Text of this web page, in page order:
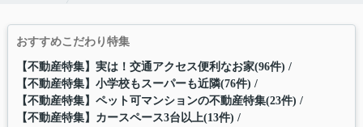
おすすめこだわり特集
【不動産特集】実は！交通アクセス便利なお家(96件)
【不動産特集】小学校もスーパーも近隣(76件)
【不動産特集】ペット可マンションの不動産特集(23件)
【不動産特集】カースペース3台以上(13件)